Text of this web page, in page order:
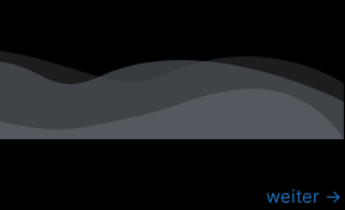
weiter →